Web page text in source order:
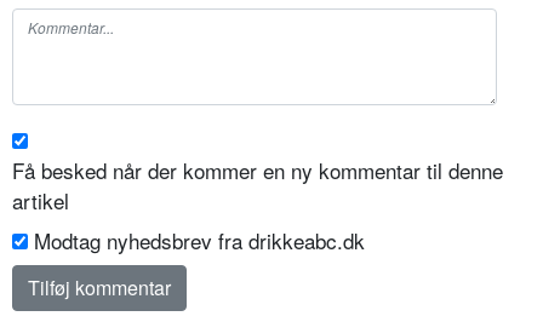
Få besked når der kommer en ny kommentar til denne
artikel
Modtag nyhedsbrev fra drikkeabc.dk